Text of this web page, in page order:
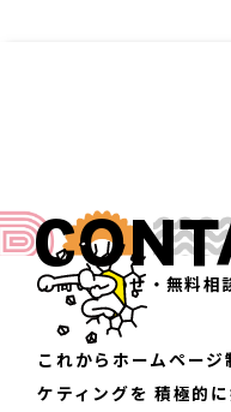
お問い合わせ・無料相
これからホームペー
ケティングを 積極的